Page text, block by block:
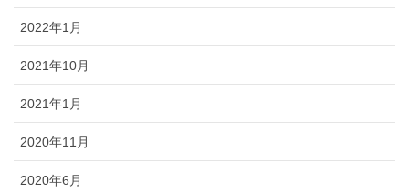
2022年1月
2021年10月
2021年1月
2020年11月
2020年6月